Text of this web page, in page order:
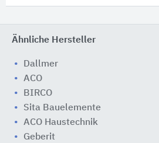
Ähnliche Hersteller
Dallmer
ACO
BIRCO
Sita Bauelemente
ACO Haustechnik
Geberit